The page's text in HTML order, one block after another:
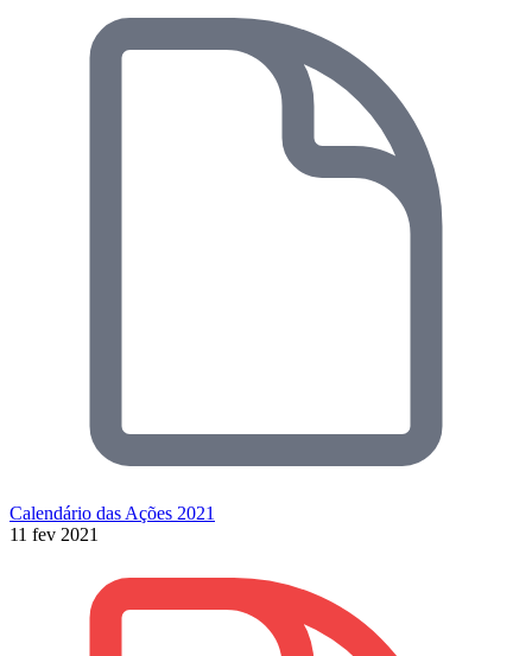
Calendário das Ações 2021
11 fev 2021